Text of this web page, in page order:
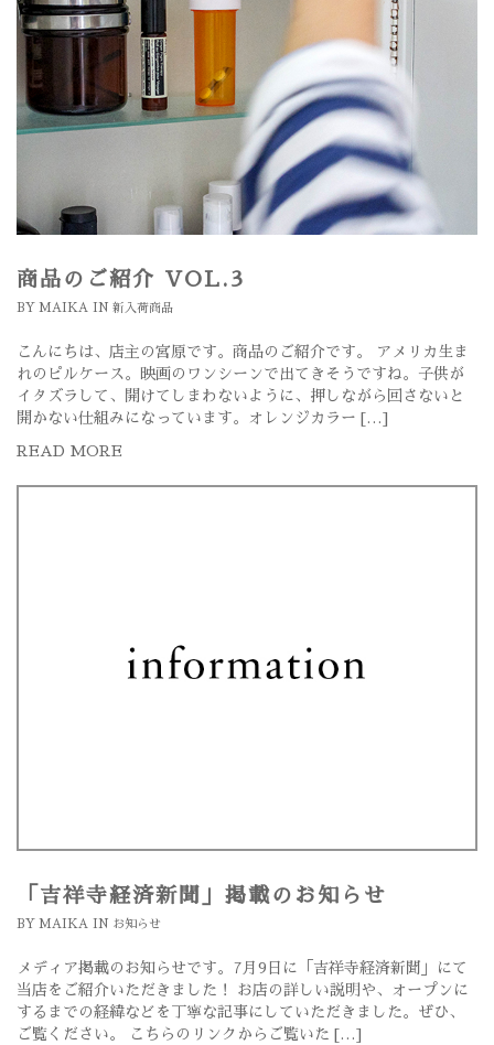
商品のご紹介 VOL.3
BY MAIKA IN 新入荷商品
こんにちは、店主の宮原です。商品のご紹介です。 アメリカ生ま
れのピルケース。映画のワンシーンで出てきそうですね。子供が
イタズラして、開けてしまわないように、押しながら回さないと
開かない仕組みになっています。オレンジカラー […]
READ MORE
「吉祥寺経済新聞」掲載のお知らせ
BY MAIKA IN お知らせ
メディア掲載のお知らせです。7月9日に「吉祥寺経済新聞」にて
当店をご紹介いただきました！ お店の詳しい説明や、オープンに
するまでの経緯などを丁寧な記事にしていただきました。ぜひ、
ご覧ください。 こちらのリンクからご覧いた […]